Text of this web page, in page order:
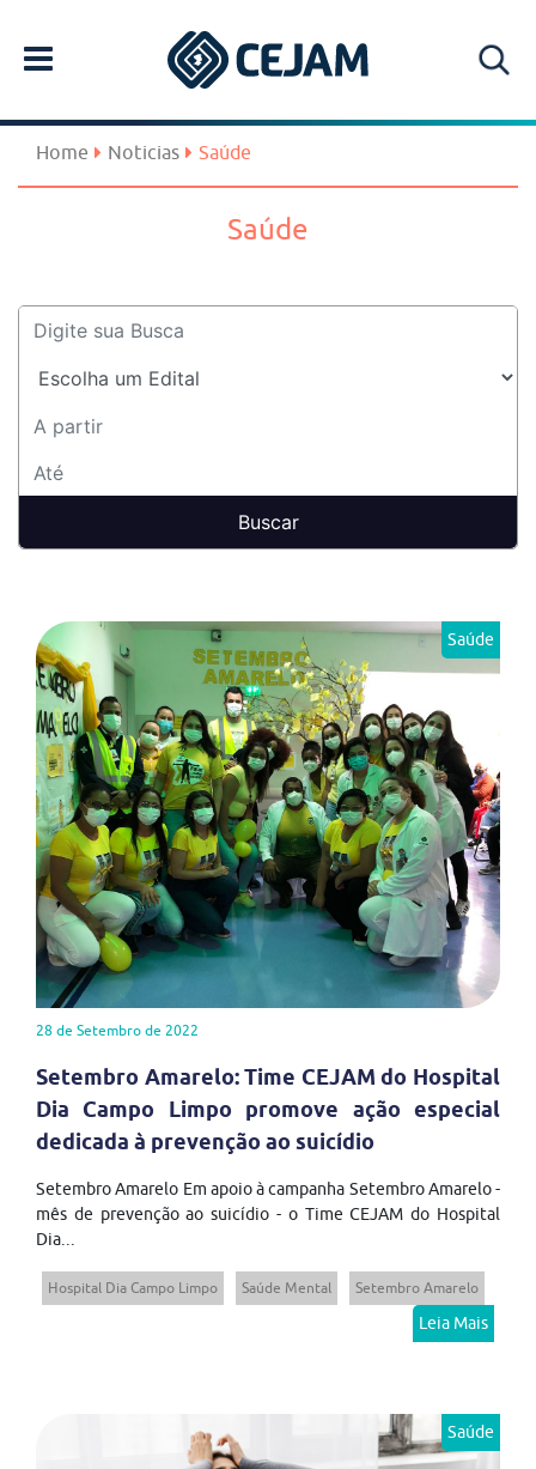
Home Noticias Saúde
Saúde
Saúde
28 de Setembro de 2022
Setembro Amarelo: Time CEJAM do Hospital
Dia Campo Limpo promove ação especial
dedicada à prevenção ao suicídio
Setembro Amarelo Em apoio à campanha Setembro Amarelo -
mês de prevenção ao suicídio - o Time CEJAM do Hospital
Dia...
Hospital Dia Campo Limpo Saúde Mental Setembro Amarelo
Leia Mais
Saúde